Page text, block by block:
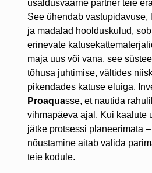
usaldusväärne partner teie
See ühendab vastupidavuse,
ja madalad hoolduskulud,
erinevate
maja uus või vana, see
tõhusa juhtimise, vältides
pikendades katuse eluiga.
Proaquasse, et nautida
vihmapäeva ajal. Kui kaalute
jätke protsessi planeerimata
nõustamine aitab valida
teie kodule.